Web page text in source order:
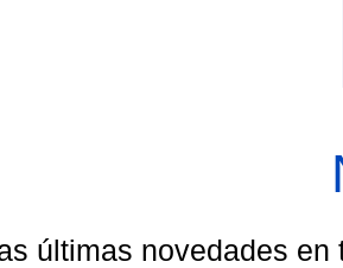
últimas novedades